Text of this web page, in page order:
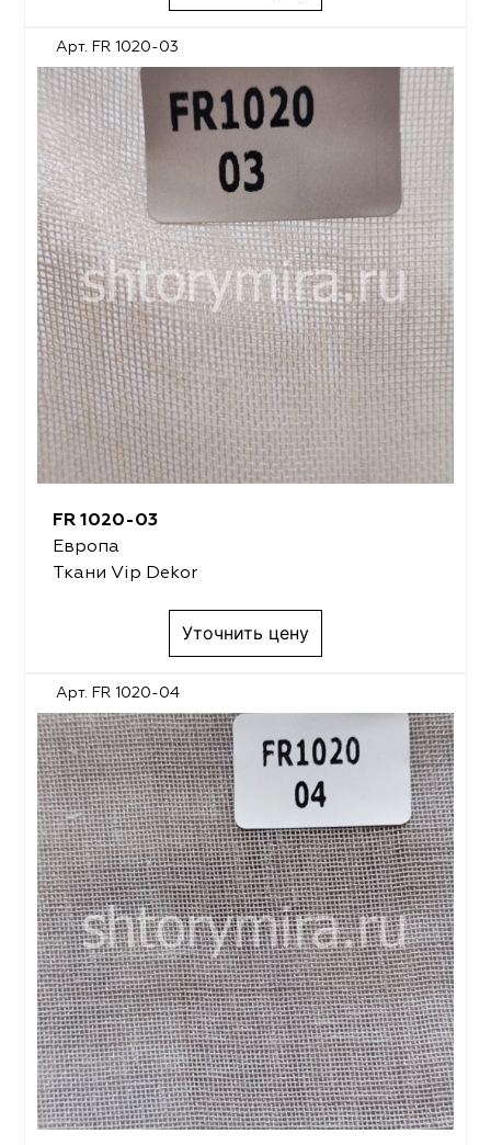
Арт. FR 1020-03
FR 1020-03
Европа
Ткани Vip Dekor
Уточнить цену
Арт. FR 1020-04